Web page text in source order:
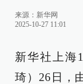
来源： 新华网
2025-10-27 11:01
新华社上海
琦）26日，